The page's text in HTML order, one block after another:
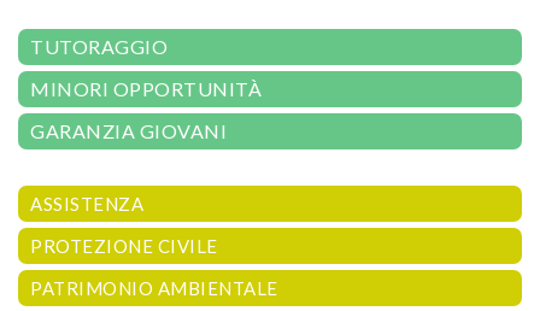
TUTORAGGIO
MINORI OPPORTUNITÀ
GARANZIA GIOVANI
ASSISTENZA
PROTEZIONE CIVILE
PATRIMONIO AMBIENTALE